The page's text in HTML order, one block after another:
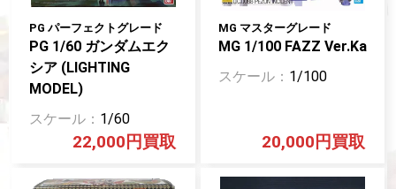
PG パーフェクトグレード
PG 1/60 ガンダムエク
シア (LIGHTING
MODEL)
1/60
22,000円
MG マスターグレード
MG 1/100 FAZZ Ver.Ka
1/100
20,000円